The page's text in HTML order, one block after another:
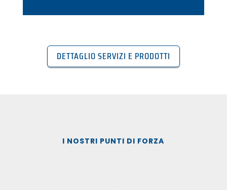
DETTAGLIO SERVIZI E PRODOTTI
I NOSTRI PUNTI DI FORZA